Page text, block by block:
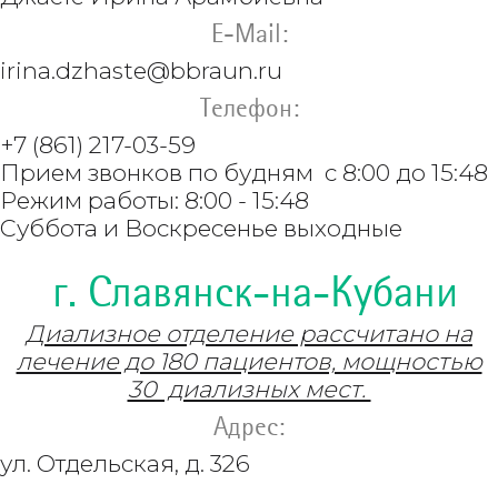
E-Mail:
irina.dzhaste@bbraun.ru
Телефон:
+7 (861) 217-03-59
Прием звонков по будням с 8:00 до 15:48
Режим работы: 8:00 - 15:48
Суббота и Воскресенье выходные
г. Славянск-на-Кубани
Диализное отделение рассчитано на
лечение до 180 пациентов, мощностью
30 диализных мест.
Адрес:
ул. Отдельская, д. 326